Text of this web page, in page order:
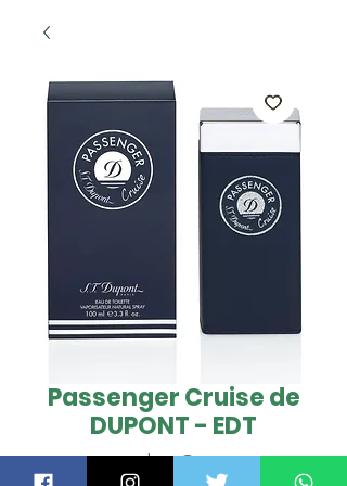
Passenger Cruise de
DUPONT - EDT
US$ 28,00Preço